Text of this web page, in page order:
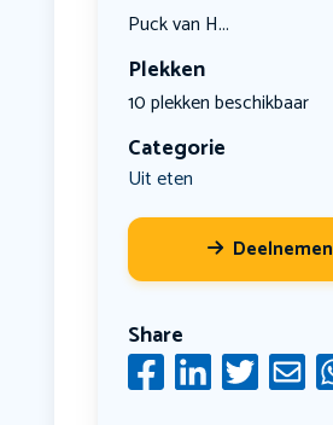
Puck van H...
Plekken
10 plekken beschikbaar
Categorie
Uit eten
Deelnemen
Share